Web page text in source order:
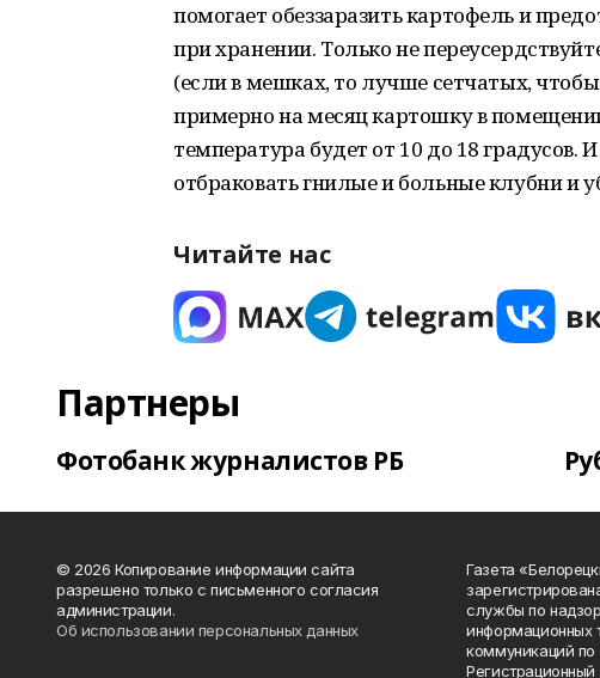
помогает обеззаразить картофель и
при хранении. Только не
(если в мешках, то лучше сетчатых,
примерно на месяц картошку в
температура будет от 10 до 18 градусов.
отбраковать гнилые и больные клубни и
Читайте нас
Партнеры
Фотобанк журналистов РБ
© 2026 Копирование информации сайта
разрешено только с письменного согласия
администрации.
Об использовании персональных данных
Газета
службы по
информационных
коммуникаций по